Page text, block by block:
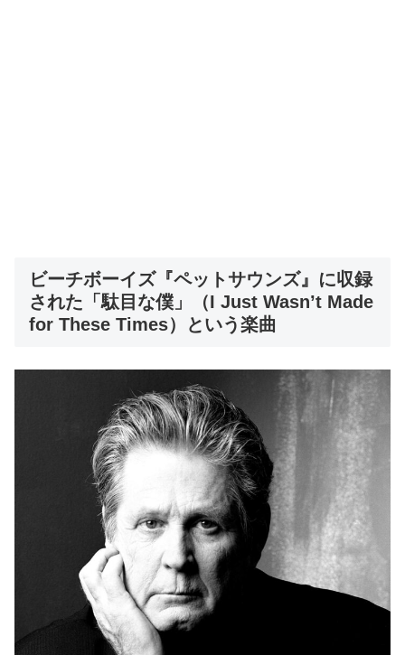
ビーチボーイズ『ペットサウンズ』に収録
された「駄目な僕」（I Just Wasn’t Made
for These Times）という楽曲